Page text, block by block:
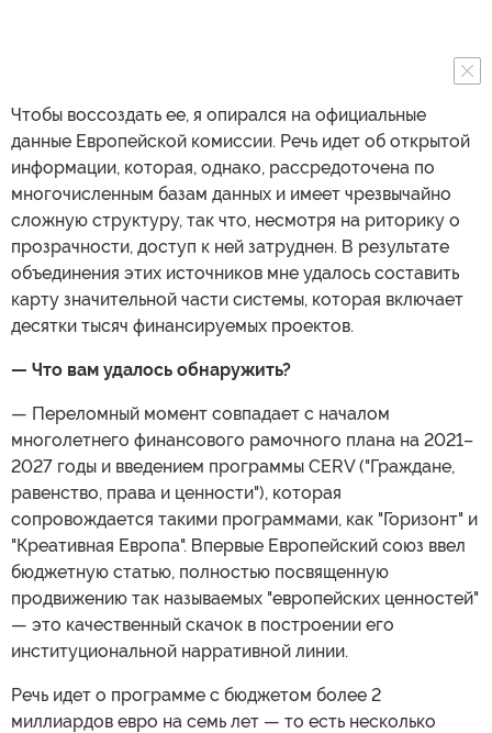
Чтобы воссоздать ее, я опирался на официальные
данные Европейской комиссии. Речь идет об открытой
информации, которая, однако, рассредоточена по
многочисленным базам данных и имеет чрезвычайно
сложную структуру, так что, несмотря на риторику о
прозрачности, доступ к ней затруднен. В результате
объединения этих источников мне удалось составить
карту значительной части системы, которая включает
десятки тысяч финансируемых проектов.
— Что вам удалось обнаружить?
— Переломный момент совпадает с началом
многолетнего финансового рамочного плана на 2021–
2027 годы и введением программы CERV ("Граждане,
равенство, права и ценности"), которая
сопровождается такими программами, как "Горизонт" и
"Креативная Европа". Впервые Европейский союз ввел
бюджетную статью, полностью посвященную
продвижению так называемых "европейских ценностей"
— это качественный скачок в построении его
институциональной нарративной линии.
Речь идет о программе с бюджетом более 2
миллиардов евро на семь лет — то есть несколько